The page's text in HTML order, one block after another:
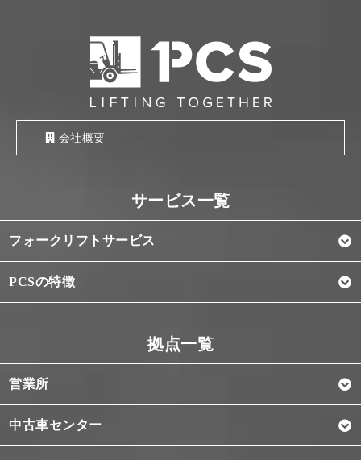
会社概要
フォークリフトサービス
PCSの特徴
営業所
中古車センター